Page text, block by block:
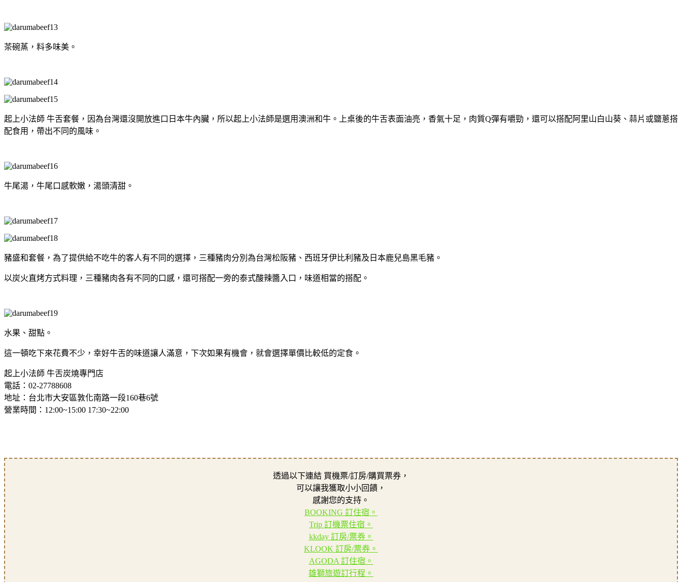
茶碗蒸，料多味美。
起上小法師 牛舌套餐，因為台灣還沒開放進口日本牛內臟，所以起上小法師是選用澳洲和牛。上桌後的牛舌表面油亮，香氣十足，肉質Q彈有嚼勁，還可以搭配阿里山白山葵、蒜片或鹽蔥搭
配食用，帶出不同的風味。
牛尾湯，牛尾口感軟嫩，湯頭清甜。
豬盛和套餐，為了提供給不吃牛的客人有不同的選擇，三種豬肉分別為台灣松阪豬、西班牙伊比利豬及日本鹿兒島黑毛豬。
以炭火直烤方式料理，三種豬肉各有不同的口感，還可搭配一旁的泰式酸辣醬入口，味道相當的搭配。
水果、甜點。
這一頓吃下來花費不少，幸好牛舌的味道讓人滿意，下次如果有機會，就會選擇單價比較低的定食。
起上小法師 牛舌炭燒專門店
電話：02-27788608
地址：台北市大安區敦化南路一段160巷6號
營業時間：12:00~15:00 17:30~22:00
透過以下連結 買機票/訂房/購買票券，
可以讓我獲取小小回饋，
感謝您的支持。
BOOKING 訂住宿。
Trip 訂機票住宿。
kkday 訂房/票券。
KLOOK 訂房/票券。
AGODA 訂住宿。
雄獅旅遊訂行程。